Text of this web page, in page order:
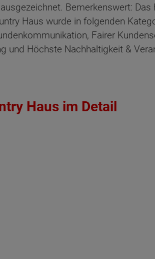
Bemerkenswert:
Haus wurde in folgenden
Fairer
und Höchste Nachhaltigkeit &
Haus im Detail